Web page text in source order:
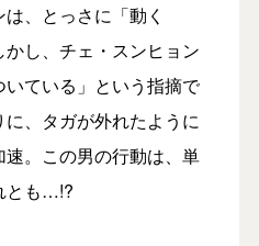
、とっさに「動く
し、チェ・スンヒョン
ている」という指摘で
、タガが外れたように
。この男の行動は、単
とも…!?